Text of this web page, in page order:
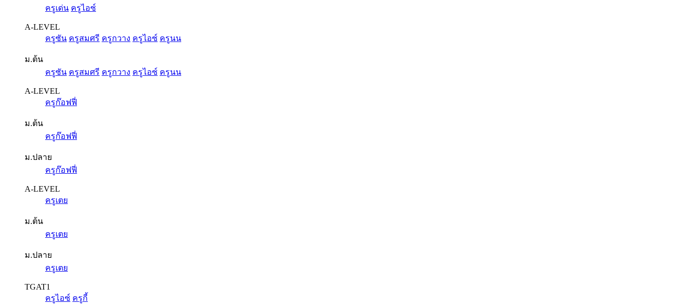
ครูเด่น ครูไอซ์
A-LEVEL
ครูซัน ครูสมศรี ครูกวาง ครูไอซ์ ครูนน
ม.ต้น
ครูซัน ครูสมศรี ครูกวาง ครูไอซ์ ครูนน
A-LEVEL
ครูก๊อฟฟี่
ม.ต้น
ครูก๊อฟฟี่
ม.ปลาย
ครูก๊อฟฟี่
A-LEVEL
ครูเตย
ม.ต้น
ครูเตย
ม.ปลาย
ครูเตย
TGAT1
ครูไอซ์ ครูกี้